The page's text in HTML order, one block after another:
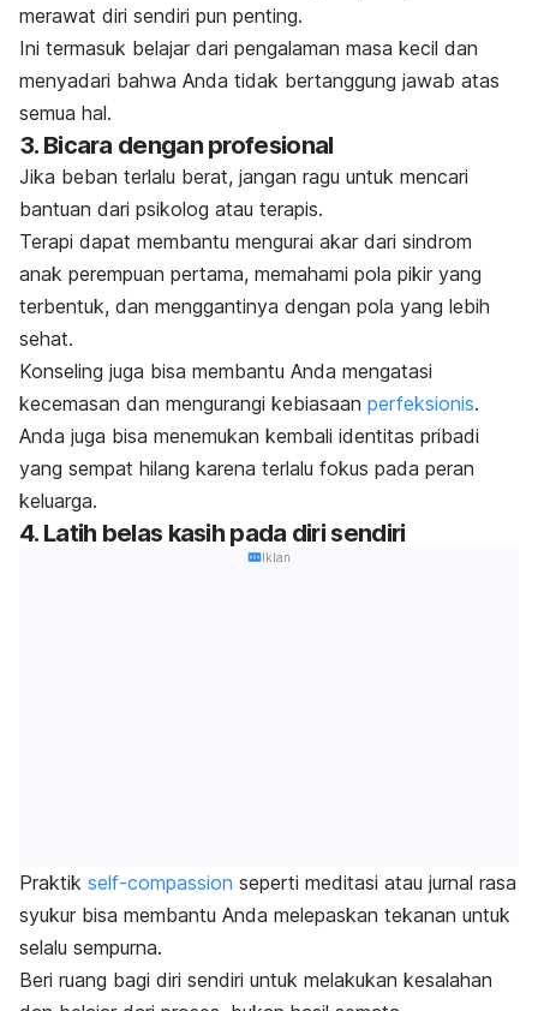
merawat diri sendiri pun penting.
Ini termasuk belajar dari pengalaman masa kecil dan
menyadari bahwa Anda tidak bertanggung jawab atas
semua hal.
3. Bicara dengan profesional
Jika beban terlalu berat, jangan ragu untuk mencari
bantuan dari psikolog atau terapis.
Terapi dapat membantu mengurai akar dari sindrom
anak perempuan pertama, memahami pola pikir yang
terbentuk, dan menggantinya dengan pola yang lebih
sehat.
Konseling juga bisa membantu Anda mengatasi
kecemasan dan mengurangi kebiasaan perfeksionis.
Anda juga bisa menemukan kembali identitas pribadi
yang sempat hilang karena terlalu fokus pada peran
keluarga.
4. Latih belas kasih pada diri sendiri
Iklan
Praktik self-compassion seperti meditasi atau jurnal rasa
syukur bisa membantu Anda melepaskan tekanan untuk
selalu sempurna.
Beri ruang bagi diri sendiri untuk melakukan kesalahan